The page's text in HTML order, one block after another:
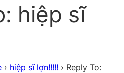
hiệp sĩ
› hiệp sĩ lợn!!!!! › Reply To: